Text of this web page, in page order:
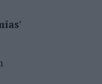
GALAXY Z FOLD8 – SIN LÍMITES’,